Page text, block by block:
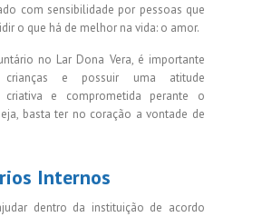
com sensibilidade por pessoas que
o que há de melhor na vida: o amor.
no Lar Dona Vera, é importante
e possuir uma atitude
criativa e comprometida perante o
basta ter no coração a vontade de
Internos
dentro da instituição de acordo